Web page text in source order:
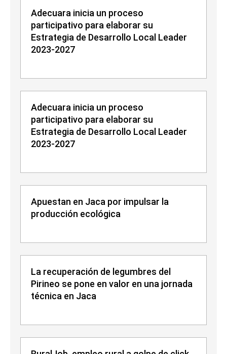
Adecuara inicia un proceso
participativo para elaborar su
Estrategia de Desarrollo Local Leader
2023-2027
Adecuara inicia un proceso
participativo para elaborar su
Estrategia de Desarrollo Local Leader
2023-2027
Apuestan en Jaca por impulsar la
producción ecológica
La recuperación de legumbres del
Pirineo se pone en valor en una jornada
técnica en Jaca